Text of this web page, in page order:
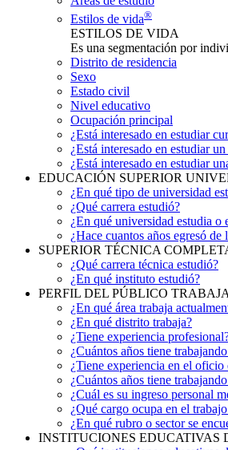
Estilos de vida®
ESTILOS DE VIDA
Es una segmentación por
Distrito de residencia
Sexo
Estado civil
Nivel educativo
Ocupación principal
¿Está interesado en estudiar
¿Está interesado en estudiar
¿Está interesado en estudiar
EDUCACIÓN SUPERIOR
¿En qué tipo de universidad
¿Qué carrera estudió?
¿En qué universidad estudia o
¿Hace cuantos años egresó
SUPERIOR TÉCNICA
¿Qué carrera técnica estudió?
¿En qué instituto estudió?
PERFIL DEL PÚBLICO
¿En qué área trabaja
¿En qué distrito trabaja?
¿Tiene experiencia
¿Cuántos años tiene
¿Tiene experiencia en el oficio
¿Cuántos años tiene
¿Cuál es su ingreso personal
¿Qué cargo ocupa en el
¿En qué rubro o sector se
INSTITUCIONES EDUCATIVAS